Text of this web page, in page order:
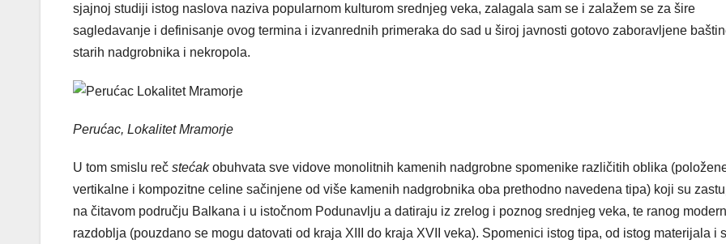
sjajnoj studiji istog naslova naziva popularnom kulturom srednjeg veka, zalagala sam se i zalažem se za šire
sagledavanje i definisanje ovog termina i izvanrednih primeraka do sad u široj javnosti gotovo zaboravljene
starih nadgrobnika i nekropola.
Perućac, Lokalitet Mramorje
U tom smislu reč stećakobuhvata sve vidove monolitnih kamenih nadgrobne spomenike različitih oblika
vertikalne i kompozitne celine sačinjene od više kamenih nadgrobnika oba prethodno navedena tipa) koji su
na čitavom području Balkana i u istočnom Podunavlju a datiraju iz zrelog i poznog srednjeg veka, te ranog
razdoblja (pouzdano se mogu datovati od kraja XIII do kraja XVII veka). Spomenici istog tipa, od istog materijala i